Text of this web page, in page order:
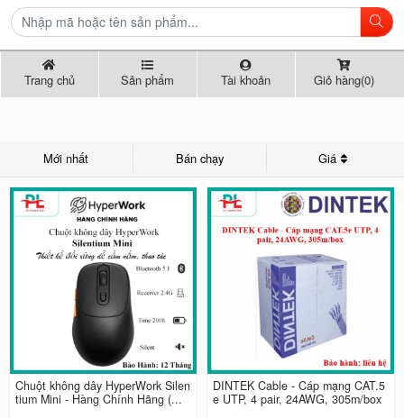
Trang chủ Sản phẩm Tài khoản Giỏ hàng(0)
Mới nhất Bán chạy Giá
Chuột không dây HyperWork Silen
tium Mini - Hàng Chính Hãng (...
DINTEK Cable - Cáp mạng CAT.5
e UTP, 4 pair, 24AWG, 305m/box